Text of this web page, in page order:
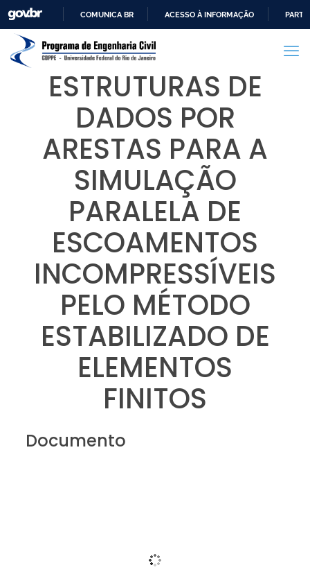
PARA
CONTEÚDO
COMUNICA BR ACESSO À INFORMAÇÃO
ESTRUTURAS DE
DADOS POR
ARESTAS PARA A
SIMULAÇÃO
PARALELA DE
ESCOAMENTOS
INCOMPRESSÍVEIS
PELO MÉTODO
ESTABILIZADO DE
ELEMENTOS
FINITOS
Documento